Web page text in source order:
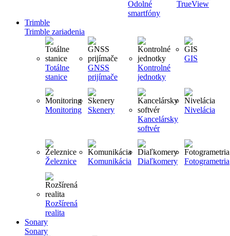
Odolné
smartfóny
TrueView
Trimble
Trimble zariadenia
Totálne
stanice
GNSS
prijímače
Kontrolné
jednotky
GIS
Monitoring
Skenery
Kancelársky
softvér
Nivelácia
Železnice Komunikácia Diaľkomery Fotogrametria
Rozšírená
realita
Sonary
Sonary